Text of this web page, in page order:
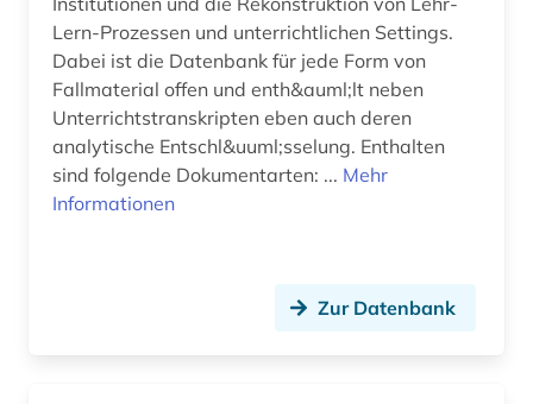
heilberuf (1)
heilpädagogik (1)
heim (1)
Lern-Prozessen und unterrichtlichen Settings.
Dabei ist die Datenbank für jede Form von
Fallmaterial offen und enth&auml;lt neben
Unterrichtstranskripten eben auch deren
analytische Entschl&uuml;sselung. Enthalten
sind folgende Dokumentarten: ... Mehr
Informationen
Zur Datenbank